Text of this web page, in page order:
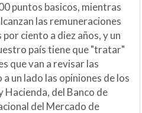
puntos basicos, mientras
las remuneraciones
ciento a diez años, y un
país tiene que "tratar"
que van a revisar las
un lado las opiniones de los
Hacienda, del Banco de
del Mercado de